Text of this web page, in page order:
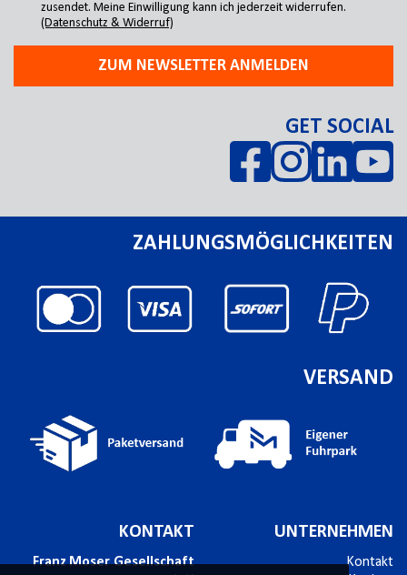
zusendet. Meine Einwilligung kann ich jederzeit widerrufen.
(Datenschutz & Widerruf)
ZUM NEWSLETTER ANMELDEN
GET SOCIAL
ZAHLUNGSMÖGLICHKEITEN
VERSAND
KONTAKT
Franz Moser Gesellschaft
UNTERNEHMEN
Kontakt